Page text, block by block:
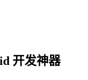
开发神器